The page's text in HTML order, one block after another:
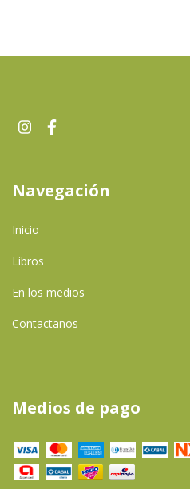
Navegación
Inicio
Libros
En los medios
Contactanos
Medios de pago